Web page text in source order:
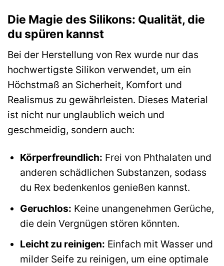
Die Magie des Silikons: Qualität, die
du spüren kannst
Bei der Herstellung von Rex wurde nur das
hochwertigste Silikon verwendet, um ein
Höchstmaß an Sicherheit, Komfort und
Realismus zu gewährleisten. Dieses Material
ist nicht nur unglaublich weich und
geschmeidig, sondern auch:
Körperfreundlich: Frei von Phthalaten und
anderen schädlichen Substanzen, sodass
du Rex bedenkenlos genießen kannst.
Geruchlos: Keine unangenehmen Gerüche,
die dein Vergnügen stören könnten.
Leicht zu reinigen: Einfach mit Wasser und
milder Seife zu reinigen, um eine optimale